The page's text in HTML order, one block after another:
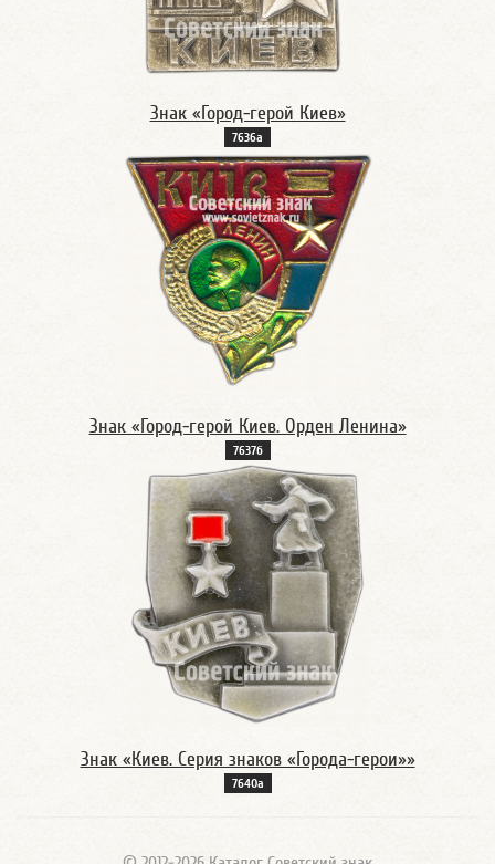
Знак «Город-герой Киев»
7636а
Знак «Город-герой Киев. Орден Ленина»
7637б
Знак «Киев. Серия знаков «Города-герои»»
7640а